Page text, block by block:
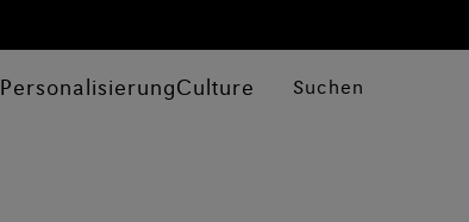
PersonalisierungCulture Suchen